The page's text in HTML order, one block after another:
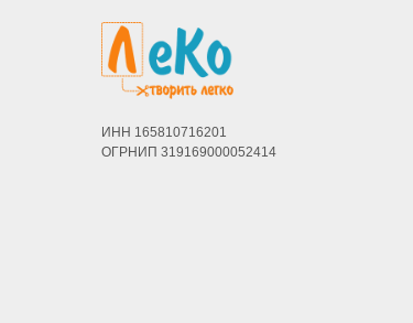
ИНН 165810716201
ОГРНИП 319169000052414